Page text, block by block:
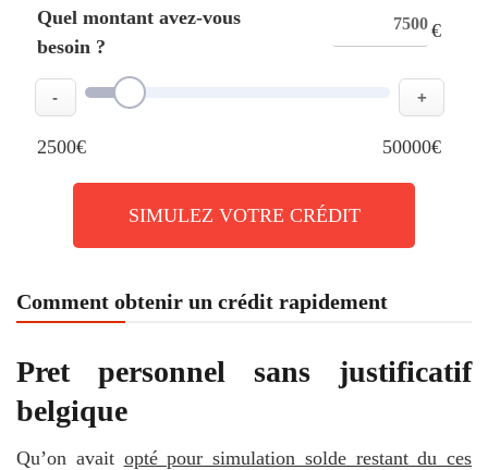
Quel montant avez-vous
besoin ?
€
- +
2500€ 50000€
SIMULEZ VOTRE CRÉDIT
Comment obtenir un crédit rapidement
Pret personnel sans justificatif
belgique
Qu’on avait opté pour simulation solde restant du ces